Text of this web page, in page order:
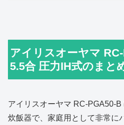
アイリスオーヤマ
5.5合 圧力IH式のまと
アイリスオーヤマ
炊飯器で、家庭用として非常に